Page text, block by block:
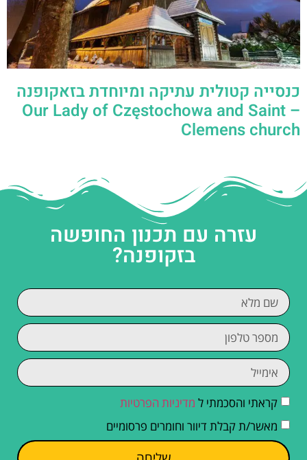
כנסייה קטולית עתיקה ומיוחדת בזאקופנה
– Our Lady of Częstochowa and Saint
Clemens church
עזרה עם תכנון החופשה
בזקופנה?
קראתי והסכמתי ל מדיניות הפרטיות
מאשר/ת קבלת דיוור וחומרים פרסומיים